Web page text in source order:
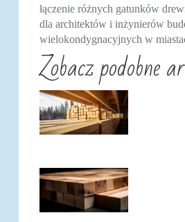
łączenie różnych gatunków
dla architektów i inżynierów
wielokondygnacyjnych w
Zobacz podobne